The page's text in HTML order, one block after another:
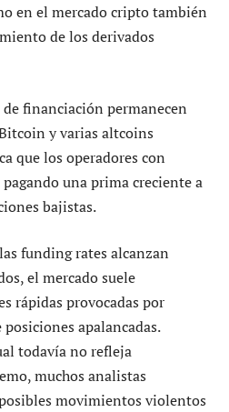
en el mercado cripto también
de los derivados
financiación permanecen
y varias altcoins
que los operadores con
una prima creciente a
bajistas.
funding rates alcanzan
el mercado suele
rápidas provocadas por
apalancadas.
todavía no refleja
muchos analistas
movimientos violentos